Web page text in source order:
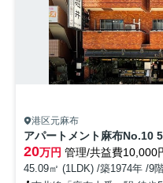
港区元麻布
アパートメント麻布No.10
20万円 管理/共益費10,000
45.09㎡ (1LDK) /築1974年 /9